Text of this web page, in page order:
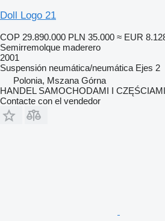
Doll Logo 21
COP 29.890.000 PLN 35.000 ≈ EUR
Semirremolque maderero
2001
Suspensión neumática/neumática Ejes 2
Polonia, Mszana Górna
HANDEL SAMOCHODAMI I
Contacte con el vendedor